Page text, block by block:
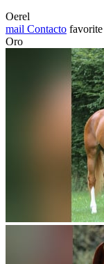
Oerel
mail Contacto favorite
Oro